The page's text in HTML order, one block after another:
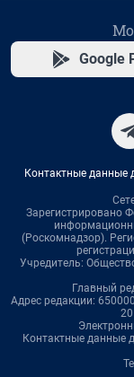
Google
Контактные данные
Зарегистрировано
(Роскомнадзор).
Учредитель:
Главный
Адрес редакции:
Контактные данные